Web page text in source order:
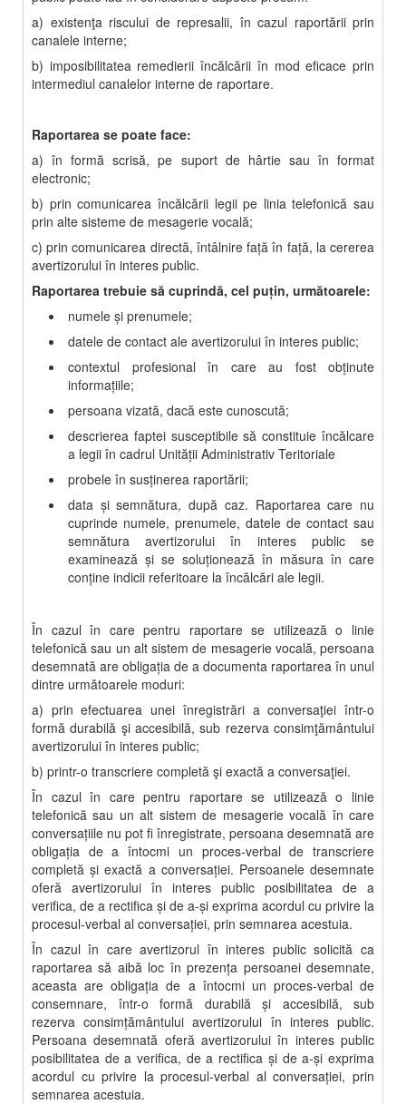
a) existenţa riscului de represalii, în cazul raportării prin
canalele interne;
b) imposibilitatea remedierii încălcării în mod eficace prin
intermediul canalelor interne de raportare.
Raportarea se poate face:
a) în formă scrisă, pe suport de hârtie sau în format
electronic;
b) prin comunicarea încălcării legii pe linia telefonică sau
prin alte sisteme de mesagerie vocală;
c) prin comunicarea directă, întâlnire faţă în faţă, la cererea
avertizorului în interes public.
Raportarea trebuie să cuprindă, cel puţin, următoarele:
numele şi prenumele;
datele de contact ale avertizorului în interes public;
contextul profesional în care au fost obţinute
informaţiile;
persoana vizată, dacă este cunoscută;
descrierea faptei susceptibile să constituie încălcare
a legii în cadrul Unității Administrativ Teritoriale
probele în susţinerea raportării;
data şi semnătura, după caz. Raportarea care nu
cuprinde numele, prenumele, datele de contact sau
semnătura avertizorului în interes public se
examinează şi se soluţionează în măsura în care
conţine indicii referitoare la încălcări ale legii.
În cazul în care pentru raportare se utilizează o linie
telefonică sau un alt sistem de mesagerie vocală, persoana
desemnată are obligaţia de a documenta raportarea în unul
dintre următoarele moduri:
a) prin efectuarea unei înregistrări a conversaţiei într-o
formă durabilă şi accesibilă, sub rezerva consimţământului
avertizorului în interes public;
b) printr-o transcriere completă şi exactă a conversaţiei.
În cazul în care pentru raportare se utilizează o linie
telefonică sau un alt sistem de mesagerie vocală în care
conversaţiile nu pot fi înregistrate, persoana desemnată are
obligaţia de a întocmi un proces-verbal de transcriere
completă şi exactă a conversaţiei. Persoanele desemnate
oferă avertizorului în interes public posibilitatea de a
verifica, de a rectifica şi de a-şi exprima acordul cu privire la
procesul-verbal al conversaţiei, prin semnarea acestuia.
În cazul în care avertizorul în interes public solicită ca
raportarea să aibă loc în prezenţa persoanei desemnate,
aceasta are obligaţia de a întocmi un proces-verbal de
consemnare, într-o formă durabilă şi accesibilă, sub
rezerva consimţământului avertizorului în interes public.
Persoana desemnată oferă avertizorului în interes public
posibilitatea de a verifica, de a rectifica şi de a-şi exprima
acordul cu privire la procesul-verbal al conversaţiei, prin
semnarea acestuia.